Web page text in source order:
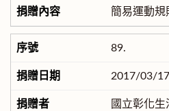
簡易運動規
89.
2017/03/17
國立彰化生